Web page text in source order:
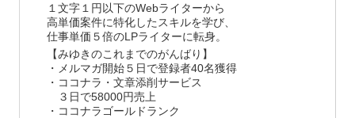
１文字１円以下のWebライターから
高単価案件に特化したスキルを学び、
仕事単価５倍のLPライターに転身。
【みゆきのこれまでのがんばり】
・メルマガ開始５日で登録者40名獲得
・ココナラ・文章添削サービス
３日で58000円売上
・ココナラゴールドランク